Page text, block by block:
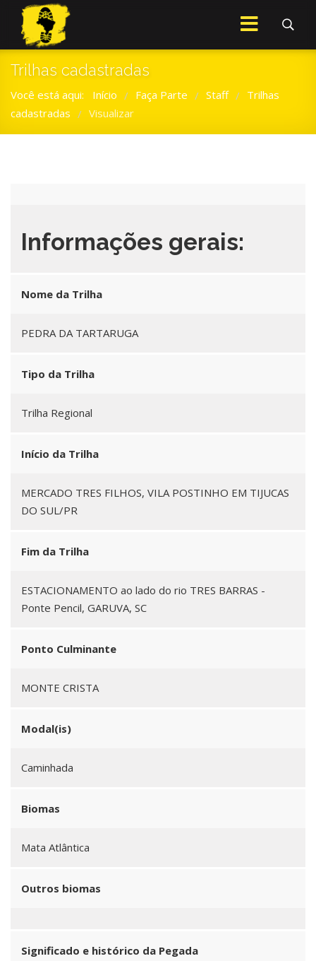
Trilhas cadastradas
Você está aqui: Início / Faça Parte / Staff / Trilhas
cadastradas / Visualizar
Informações gerais:
Nome da Trilha
PEDRA DA TARTARUGA
Tipo da Trilha
Trilha Regional
Início da Trilha
MERCADO TRES FILHOS, VILA POSTINHO EM TIJUCAS
DO SUL/PR
Fim da Trilha
ESTACIONAMENTO ao lado do rio TRES BARRAS -
Ponte Pencil, GARUVA, SC
Ponto Culminante
MONTE CRISTA
Modal(is)
Caminhada
Biomas
Mata Atlântica
Outros biomas
Significado e histórico da Pegada